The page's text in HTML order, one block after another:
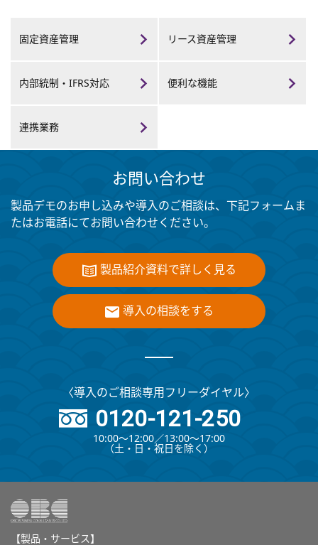
固定資産管理 リース資産管理
内部統制・ IFRS対応 便利な機能
連携業務
お問い合わせ
製品デモのお申し込みや導入のご相談は、下記フォームま
たはお電話にてお問い合わせください。
製品紹介資料で詳しく見る
導入の相談をする
〈導入のご相談専用フリーダイヤル〉
0120-121-250
10:00～12:00∕13:00～17:00
（⼟・⽇・祝⽇を除く）
【製品・サービス】